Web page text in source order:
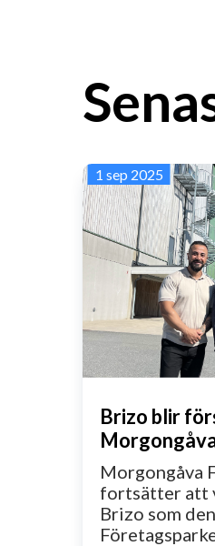
Brizo blir
1 sep 2025
Morgongåva
fortsätter att
Brizo som